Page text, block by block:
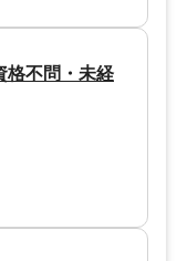
格不問・未経